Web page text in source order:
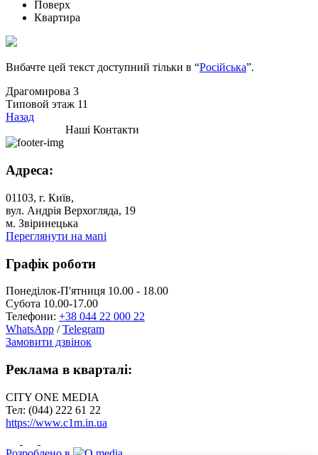
Поверх
Квартира
Вибачте цей текст доступний тільки в “Російська”.
Драгомирова 3
Типовой этаж 11
Назад
Наші Контакти
Адреса:
01103, г. Київ,
вул. Андрія Верхогляда, 19
м. Звіринецька
Переглянути на мапі
Графік роботи
Понеділок-П'ятниця 10.00 - 18.00
Субота 10.00-17.00
Телефони: +38 044 22 000 22
WhatsApp /Telegram
Замовити дзвінок
Реклама в кварталі:
CITY ONE MEDIA
Тел: (044) 222 61 22
https://www.c1m.in.ua